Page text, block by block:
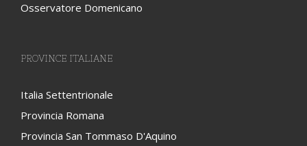
Osservatore Domenicano
PROVINCE ITALIANE
Italia Settentrionale
Provincia Romana
Provincia San Tommaso D'Aquino